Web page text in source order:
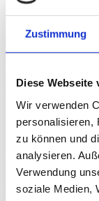
Zustimmung
Diese Webseite
Wir verwenden
personalisieren,
zu können und
analysieren.
Verwendung
soziale Medien,
die einzig
Kunstkritiker.
absurde
schaffen, wo